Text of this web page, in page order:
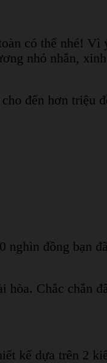
có thể nhé! Vì
nhỏ nhắn,
đến hơn triệu
đồng bạn
hòa. Chắc chắn
kế dựa trên 2